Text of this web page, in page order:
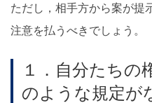
ただし，相手方から案が提
注意を払うべきでしょう。
１．自分たちの
のような規定が